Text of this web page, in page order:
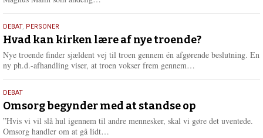
e
r
e
25.
juli
2026
DEBAT, PERSONER
Hvad kan kirken lære af nye troende?
Nye troende finder sjældent vej til troen gennem én afgørende beslutning. En
ny ph.d.-afhandling viser, at troen vokser frem gennem…
e
r
e
9.
juli
2026
DEBAT
Omsorg begynder med at standse op
”Hvis vi vil slå hul igennem til andre mennesker, skal vi gøre det uventede.
Omsorg handler om at gå lidt…